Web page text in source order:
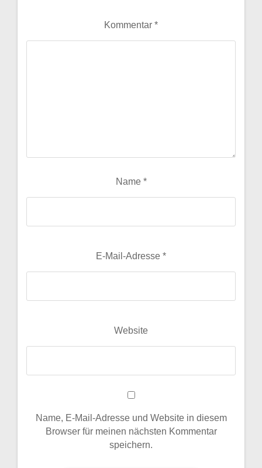
Kommentar *
Name *
E-Mail-Adresse *
Website
Name, E-Mail-Adresse und Website in diesem
Browser für meinen nächsten Kommentar
speichern.